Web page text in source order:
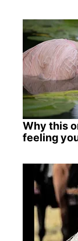
Why this
feeling